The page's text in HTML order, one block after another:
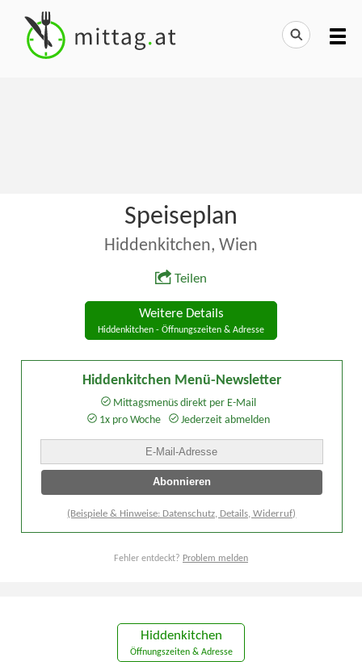
Speiseplan
Hiddenkitchen, Wien
Teilen
Weitere Details
Hiddenkitchen - Öffnungszeiten & Adresse
Hiddenkitchen Menü-Newsletter
Mittagsmenüs direkt per E-Mail
1x pro Woche
Jederzeit abmelden
(Beispiele & Hinweise: Datenschutz, Details, Widerruf)
Fehler entdeckt? Problem melden
Hiddenkitchen
Öffnungszeiten & Adresse